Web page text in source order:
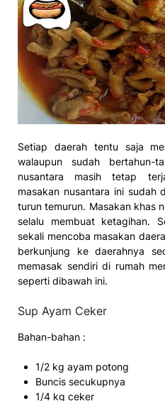
Setiap daerah tentu saja
walaupun sudah bertahun-
nusantara masih tetap
masakan nusantara ini sudah
turun temurun. Masakan khas
selalu membuat ketagihan.
sekali mencoba masakan
berkunjung ke daerahnya
memasak sendiri di rumah
seperti dibawah ini.
Sup Ayam Ceker
Bahan-bahan :
1/2 kg ayam potong
Buncis secukupnya
1/4 kg ceker